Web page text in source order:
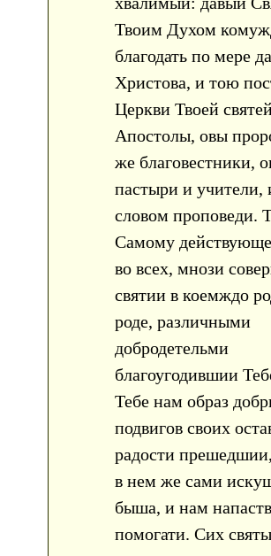
Твоим Духом
благодать по мере
Христова, и тою
Церкви Твоей
Апостолы, овы
же благовестники,
пастыри и учители,
словом проповеди.
Самому
во всех, мнози
святии в коемждо
роде, различными
добродетельми
благоугодившии
Тебе нам образ
подвигов своих
радости
в нем же сами
быша, и нам
помогати. Сих